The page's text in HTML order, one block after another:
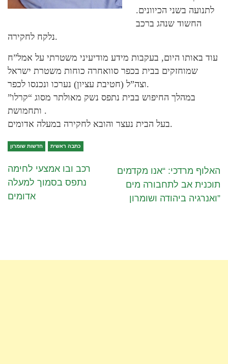
לתנועה בשני הכיוונים.
החשוד שנהג ברכב
נלקח לחקירה.
עוד באותו היום, בעקבות מידע מודיעיני משטרתי על אמל”ח
שמוחזקים בבית בכפר סוואחרה כוחות משטרת ישראל
וצה”ל (חטיבת עציון) נערכו ונכנסו לכפר.
במהלך החיפוש בבית נתפס נשק מאולתר מסוג “קרלו”
ותחמושת .
בעל הבית נעצר והובא לחקירה במעלה אדומים.
חדשות שומרון כתבה ראשית
רכב ובו אמצעי לחימה
נתפס בסמוך למעלה
אדומים
האלוף מרדכי: “אנו מקדמים
תוכנית אב לתחבורה מים
ואנרגיה ביהודה ושומרון”